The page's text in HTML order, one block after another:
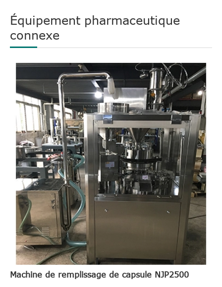
Équipement pharmaceutique
connexe
Machine de remplissage de capsule NJP2500